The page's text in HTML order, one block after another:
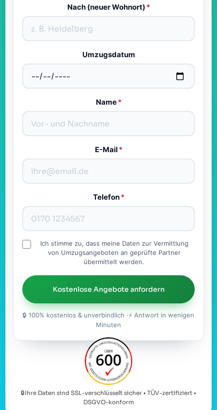
Nach (neuer Wohnort) *
Umzugsdatum
Name*
E-Mail*
Telefon*
Ich stimme zu, dass meine Daten zur Vermittlung
von Umzugsangeboten an geprüfte Partner
übermittelt werden.
Kostenlose Angebote anfordern
🔒 100% kostenlos & unverbindlich ·⚡ Antwort in wenigen
Minuten
🔒Ihre Daten sind SSL-verschlüsselt sicher • TÜV-zertifiziert •
DSGVO-konform